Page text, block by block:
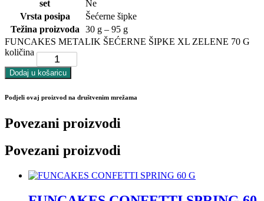
set
Ne
Vrsta posipa
Šećerne šipke
Težina proizvoda
30 g – 95 g
FUNCAKES METALIK ŠEĆERNE ŠIPKE XL ZELENE 70 G
količina
Dodaj u košaricu
Podjeli ovaj proizvod na društvenim mrežama
Povezani proizvodi
Povezani proizvodi